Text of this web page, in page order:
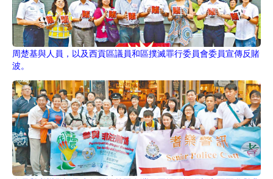
周楚基與人員，以及西貢區議員和區撲滅罪行委員會委員宣傳反賭
波。